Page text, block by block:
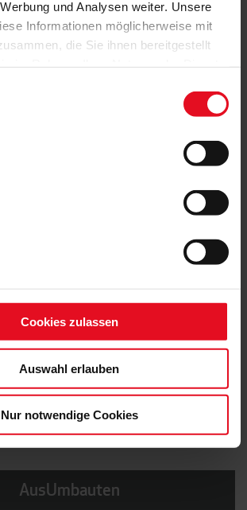
und Analysen weiter. Unsere
Informationen möglicherweise mit
die Sie ihnen bereitgestellt
Cookies zulassen
Auswahl erlauben
Nur notwendige Cookies
AusUmbauten